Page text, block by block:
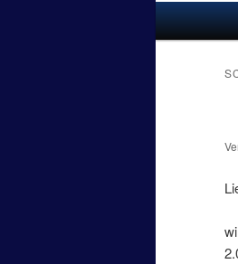
Hauptmenü